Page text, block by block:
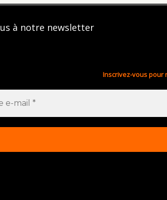
à notre newsletter
Inscrivez-vous pour